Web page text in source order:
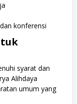
konferensi
syarat dan
Alihdaya
umum yang